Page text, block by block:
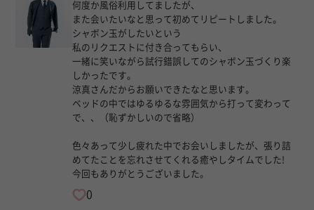
何度か風俗利用してましたが、
また会いたいなと思って初めてリピートしました。
シャボン玉がしたいという
私のリクエストに付き合ってもらい、
一緒に笑いながら試行錯誤してのシャボン玉づくり楽
しかったです。
涼真さんだからお願いできたなと思います。
ベッドの中ではゆるゆるな雰囲気から打って変わって
で、、（恥ずかしいので省略）
色々あって少し疲れた中でお会いしましたが、張り詰
めてたことを忘れさせてくれる癒やしタイムでした!
今回もありがとうございました。
0